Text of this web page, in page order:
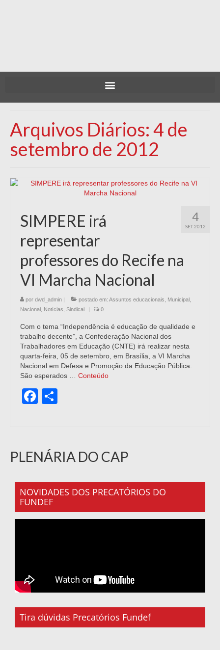
Arquivos Diários: 4 de
setembro de 2012
4
SET 2012
SIMPERE irá
representar
professores do Recife na
VI Marcha Nacional
por dwd_admin | postado em: Assuntos educacionais Municipal
Nacional Notícias Sindical | 0
Com o tema “Independência é educação de qualidade e
trabalho decente”, a Confederação Nacional dos
Trabalhadores em Educação (CNTE) irá realizar nesta
quarta-feira, 05 de setembro, em Brasília, a VI Marcha
Nacional em Defesa e Promoção da Educação Pública.
São esperados … Conteúdo
Facebook
PLENÁRIA DO CAP
NOVIDADES DOS PRECATÓRIOS DO
FUNDEF
Tira dúvidas Precatórios Fundef